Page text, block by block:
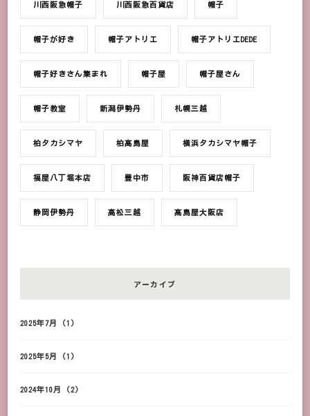
川西阪急帽子 川西阪急百貨店 帽子
帽子が好き 帽子アトリエ 帽子アトリエDEDE
帽子好きさん集まれ 帽子屋 帽子屋さん
帽子教室 新潟伊勢丹 札幌三越
柏タカシマヤ 柏髙島屋 横浜タカシマヤ帽子
福屋八丁堀本店 豊中市 阪神百貨店帽子
静岡伊勢丹 高松三越 髙島屋大阪店
アーカイブ
2025年7月 (1)
2025年5月 (1)
2024年10月 (2)